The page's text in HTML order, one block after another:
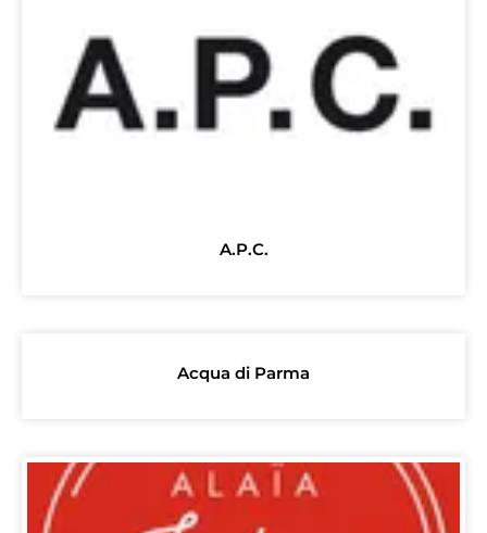
A.P.C.
Acqua di Parma